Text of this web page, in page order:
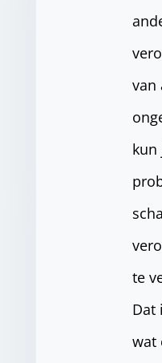
van
kun
te
Dat
wat